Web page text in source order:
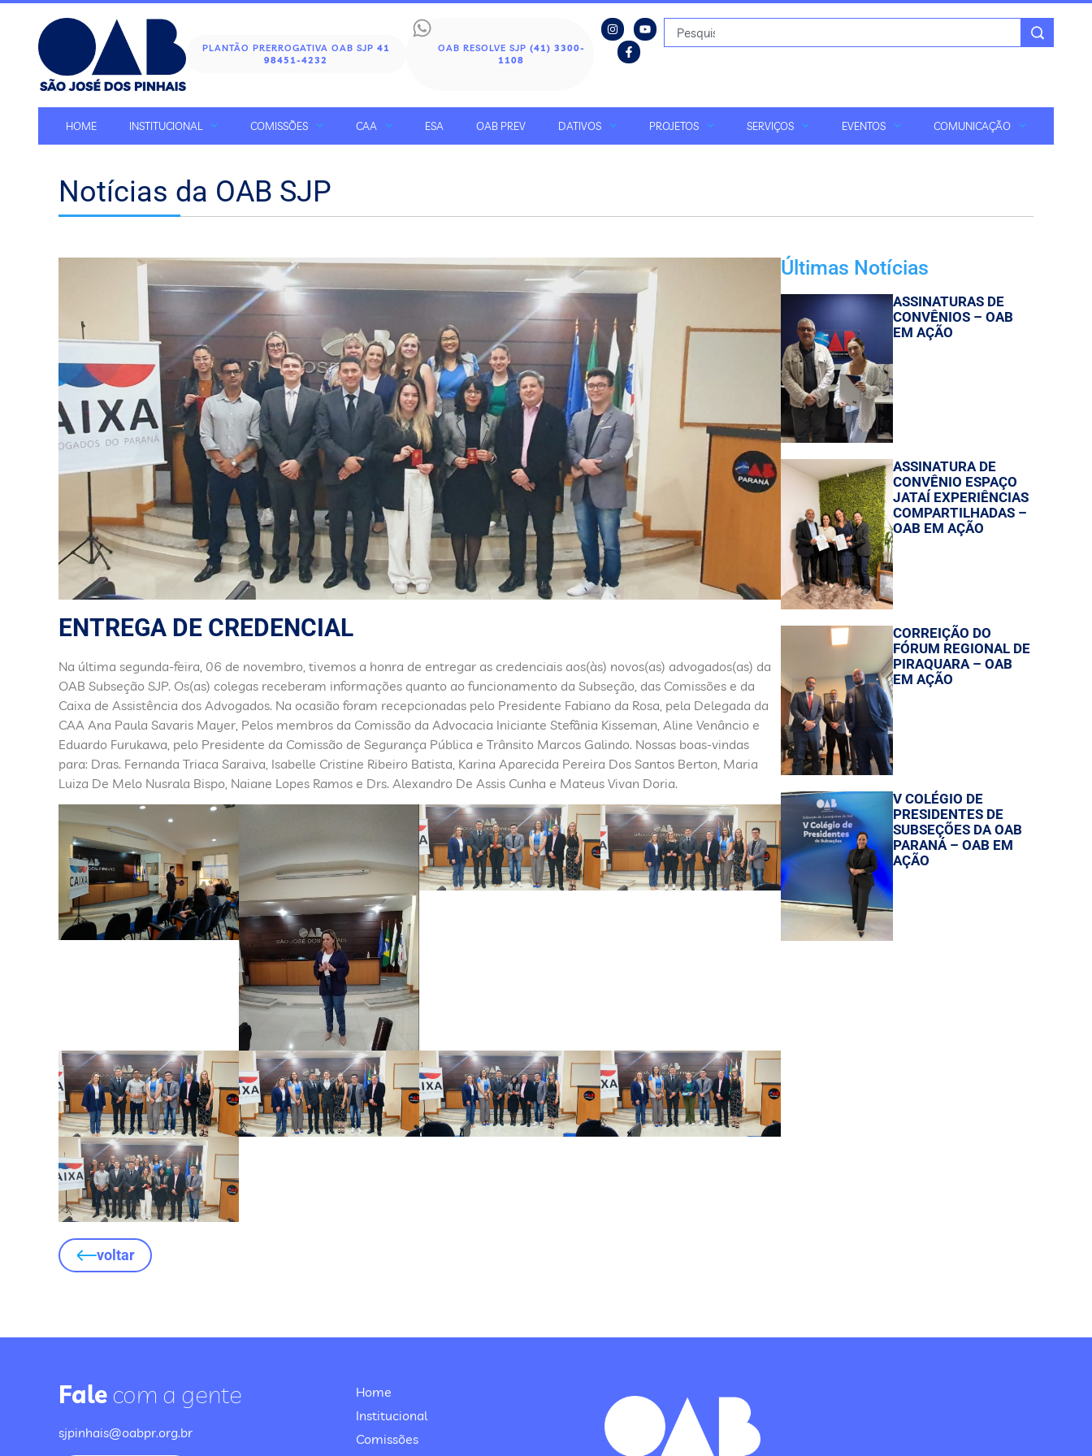
PLANTÃO PRERROGATIVA OAB SJP 41
98451-4232
OAB RESOLVE SJP (41) 3300-
1108
HOME INSTITUCIONAL COMISSÕES CAA ESA OAB PREV DATIVOS PROJETOS SERVIÇOS EVENTOS COMUNICAÇÃO
Notícias da OAB SJP
ENTREGA DE CREDENCIAL
Na última segunda-feira, 06 de novembro, tivemos a honra de entregar as credenciais aos(às) novos(as) advogados(as) da
OAB Subseção SJP. Os(as) colegas receberam informações quanto ao funcionamento da Subseção, das Comissões e da
Caixa de Assistência dos Advogados. Na ocasião foram recepcionadas pelo Presidente Fabiano da Rosa, pela Delegada da
CAA Ana Paula Savaris Mayer, Pelos membros da Comissão da Advocacia Iniciante Stefânia Kisseman, Aline Venâncio e
Eduardo Furukawa, pelo Presidente da Comissão de Segurança Pública e Trânsito Marcos Galindo. Nossas boas-vindas
para: Dras. Fernanda Triaca Saraiva, Isabelle Cristine Ribeiro Batista, Karina Aparecida Pereira Dos Santos Berton, Maria
Luiza De Melo Nusrala Bispo, Naiane Lopes Ramos e Drs. Alexandro De Assis Cunha e Mateus Vivan Doria.
voltar
Últimas Notícias
ASSINATURAS DE
CONVÊNIOS – OAB
EM AÇÃO
ASSINATURA DE
CONVÊNIO ESPAÇO
JATAÍ EXPERIÊNCIAS
COMPARTILHADAS –
OAB EM AÇÃO
CORREIÇÃO DO
FÓRUM REGIONAL DE
PIRAQUARA – OAB
EM AÇÃO
V COLÉGIO DE
PRESIDENTES DE
SUBSEÇÕES DA OAB
PARANÁ – OAB EM
AÇÃO
Fale com a gente
sjpinhais@oabpr.org.br
Home
Institucional
Comissões